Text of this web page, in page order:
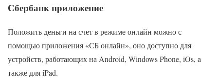
Сбербанк приложение
Положить деньги на счет в режиме онлайн можно с
помощью приложения «СБ онлайн», оно доступно для
устройств, работающих на Android, Windows Phone, iOs, а
также для iPad.